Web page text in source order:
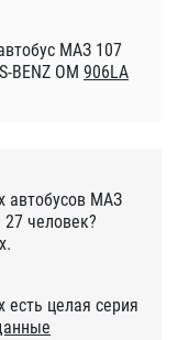
МАЗ 107
BENZ OM 906LA
автобусов МАЗ
человек?
целая серия